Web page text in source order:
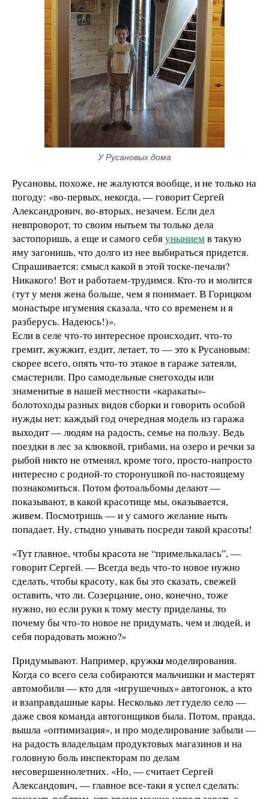
У Русановых дома
Русановы, похоже, не жалуются вообще, и не только на
погоду: «во-первых, некогда, — говорит Сергей
Александрович, во-вторых, незачем. Если дел
невпроворот, то своим нытьем ты только дела
застопоришь, а еще и самого себяуныниемв такую
яму загонишь, что долго из нее выбираться придется.
Спрашивается: смысл какой в этой тоске-печали?
Никакого! Вот и работаем-трудимся. Кто-то и молится
(тут у меня жена больше, чем я понимает. В Горицком
монастыре игумения сказала, что со временем и я
разберусь. Надеюсь!)».
Если в селе что-то интересное происходит, что-то
гремит, жужжит, ездит, летает, то — это к Русановым:
скорее всего, опять что-то этакое в гараже затеяли,
смастерили. Про самодельные снегоходы или
знаменитые в нашей местности «каракаты»-
болотоходы разных видов сборки и говорить особой
нужды нет: каждый год очередная модель из гаража
выходит — людям на радость, семье на пользу. Ведь
поездки в лес за клюквой, грибами, на озеро и речки за
рыбой никто не отменял, кроме того, просто-напросто
интересно с родной-то сторонушкой по-настоящему
познакомиться. Потом фотоальбомы делают —
показывают, в какой красотище мы, оказывается,
живем. Посмотришь — и у самого желание ныть
попадает. Ну, стыдно унывать посреди такой красоты!
«Тут главное, чтобы красота не “примелькалась”, —
говорит Сергей. — Всегда ведь что-то новое нужно
сделать, чтобы красоту, как бы это сказать, свежей
оставить, что ли. Созерцание, оно, конечно, тоже
нужно, но если руки к тому месту приделаны, то
почему бы что-то новое не придумать, чем и людей, и
себя порадовать можно?»
Придумывают. Например, кружкимоделирования.
Когда со всего села собираются мальчишки и мастерят
автомобили — кто для «игрушечных» автогонок, а кто
и взаправдашные кары. Несколько лет гудело село —
даже своя команда автогонщиков была. Потом, правда,
вышла «оптимизация», и про моделирование забыли —
на радость владельцам продуктовых магазинов и на
головную боль инспекторам по делам
несовершеннолетних. «Но, — считает Сергей
Александович, — главное все-таки я успел сделать: